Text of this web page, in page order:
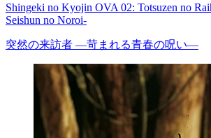
Shingeki no Kyojin OVA 02: Totsuzen no
Seishun no Noroi-
突然の来訪者 ―苛まれる青春の呪い―